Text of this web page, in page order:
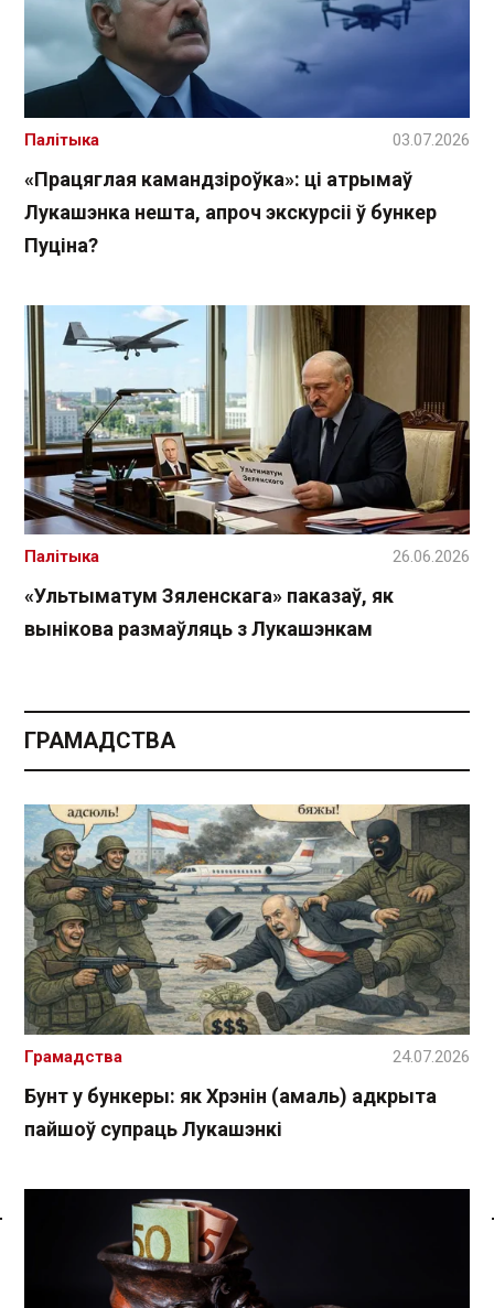
Спасылка без VPN
«Працяглая камандзіроўка»: ці атрымаў
Лукашэнка нешта, апроч экскурсіі ў бункер
Пуціна?
Палітыка 03.07.2026
«Ультыматум Зяленскага» паказаў, як
вынікова размаўляць з Лукашэнкам
Палітыка 26.06.2026
ГРАМАДСТВА
Бунт у бункеры: як Хрэнін (амаль) адкрыта
пайшоў супраць Лукашэнкі
Грамадства 24.07.2026